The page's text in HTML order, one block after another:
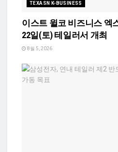
TEXASN K-BUSINESS
이스트 윌코 비즈니스 엑
22일(토) 테일러서 개최
8월 5, 2026